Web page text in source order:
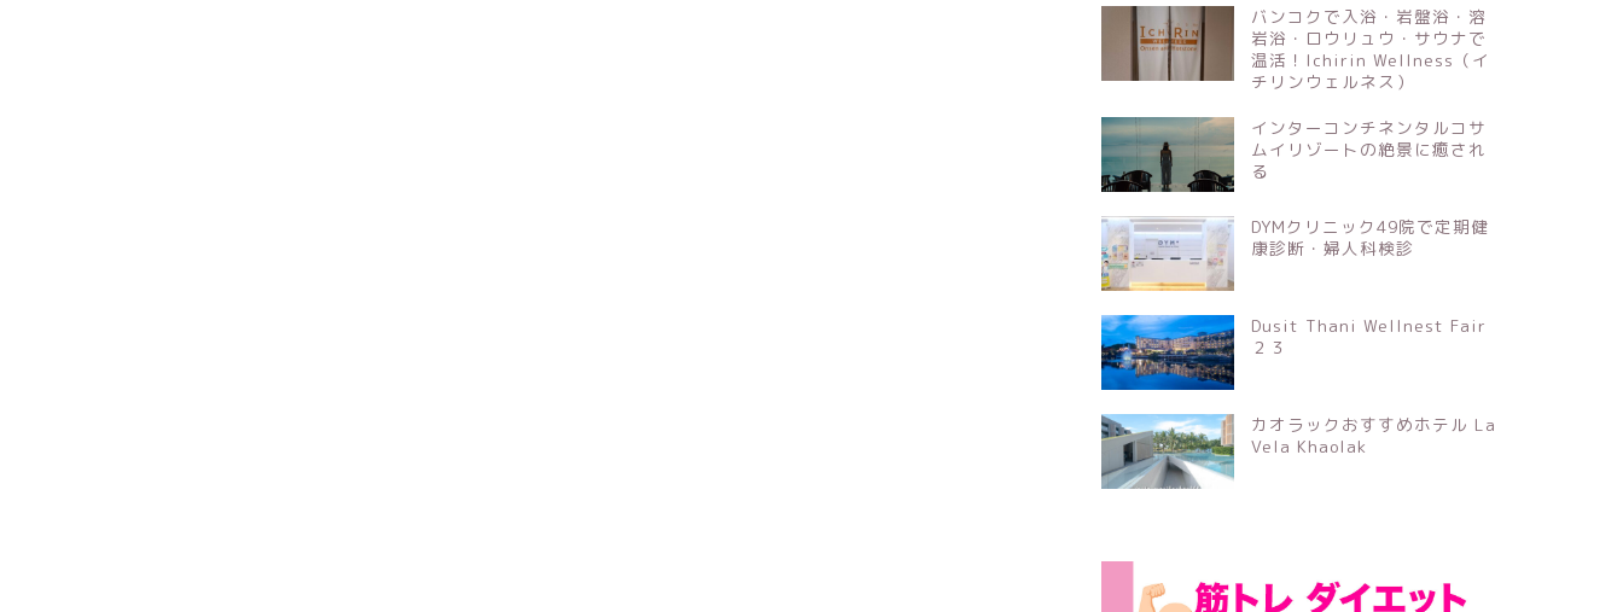
バンコクで入浴・岩盤浴・溶
岩浴・ロウリュウ・サウナで
温活！Ichirin Wellness（イ
チリンウェルネス）
インターコンチネンタルコサ
ムイリゾートの絶景に癒され
る
DYMクリニック49院で定期健
康診断・婦人科検診
Dusit Thani Wellnest Fair
２３
カオラックおすすめホテル La
Vela Khaolak